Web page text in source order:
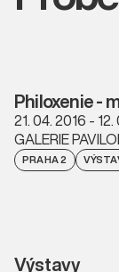
Philoxenie -
21. 04. 2016 -
GALERIE
PRAHA 2
Výstavy